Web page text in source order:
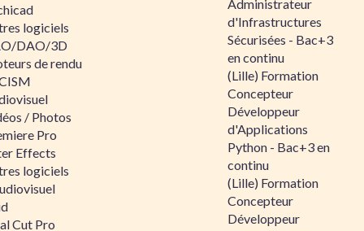
logiciels
DAO/3D
de rendu
/ Photos
Pro
Effects
logiciels
Cut Pro
Administrateur
d'Infrastructures
Sécurisées - Bac+3
en continu
(Lille) Formation
Concepteur
Développeur
d'Applications
Python - Bac+3 en
continu
(Lille) Formation
Concepteur
Développeur